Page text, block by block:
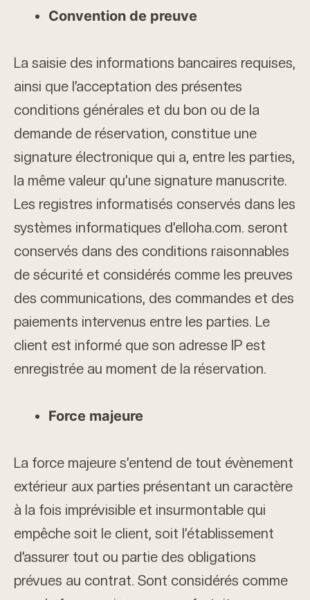
Convention de preuve
La saisie des informations bancaires requises,
ainsi que l’acceptation des présentes
conditions générales et du bon ou de la
demande de réservation, constitue une
signature électronique qui a, entre les parties,
la même valeur qu’une signature manuscrite.
Les registres informatisés conservés dans les
systèmes informatiques d’elloha.com. seront
conservés dans des conditions raisonnables
de sécurité et considérés comme les preuves
des communications, des commandes et des
paiements intervenus entre les parties. Le
client est informé que son adresse IP est
enregistrée au moment de la réservation.
Force majeure
La force majeure s’entend de tout évènement
extérieur aux parties présentant un caractère
à la fois imprévisible et insurmontable qui
empêche soit le client, soit l’établissement
d’assurer tout ou partie des obligations
prévues au contrat. Sont considérés comme